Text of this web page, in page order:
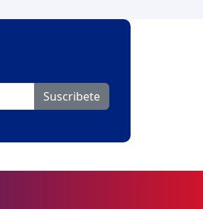
Suscribete